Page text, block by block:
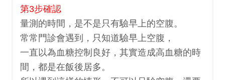
第3步確認
量測的時間，是不是只有驗早上的空腹。
常常門診會遇到，只知道驗早上空腹，
一直以為血糖控制良好，其實造成高血糖的時
間，都是在飯後居多。